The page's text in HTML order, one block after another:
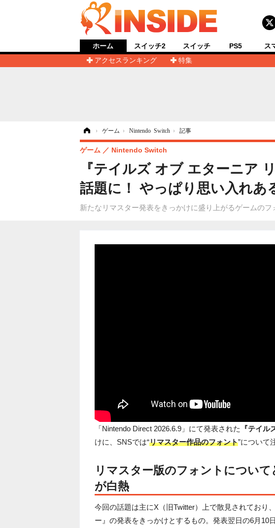
ホーム
アクセスランキング
特集
スイッチ2 スイッチ PS5 ス
› ゲーム › Nintendo Switch › 記事
『テイルズ オブ エターニア
話題に！ やっぱり思い入れあ
新たなリマスター発表をきっかけに盛り上がるゲームのフ
ゲーム Nintendo Switch
「Nintendo Direct 2026.6.9」にて発表された 『テイル
けに、SNSでは“リマスター作品のフォント”について
リマスター版のフォントについ
が白熱
今回の話題は主にX（旧Twitter）上で散見されており
ー』の発表をきっかけとするもの。発表翌日の6月10